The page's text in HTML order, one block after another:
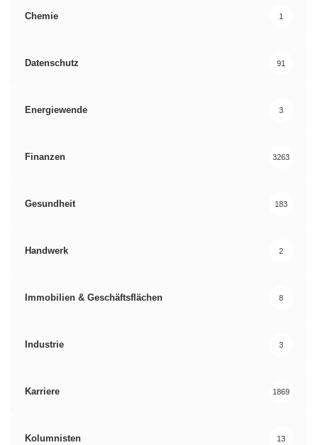
Chemie 1
Datenschutz 91
Energiewende 3
Finanzen 3263
Gesundheit 183
Handwerk 2
Immobilien & Geschäftsflächen 8
Industrie 3
Karriere 1869
Kolumnisten 13